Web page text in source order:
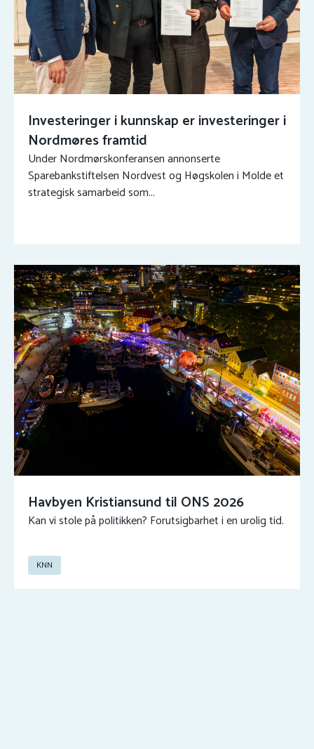
Investeringer i kunnskap er investeringer i
Nordmøres framtid
Under Nordmørskonferansen annonserte
Sparebankstiftelsen Nordvest og Høgskolen i Molde et
strategisk samarbeid som...
Havbyen Kristiansund til ONS 2026
Kan vi stole på politikken? Forutsigbarhet i en urolig tid.
KNN